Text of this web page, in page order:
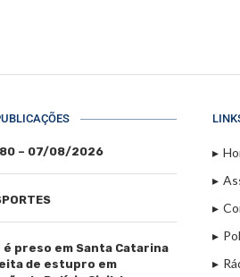
– 07/08/2026
é preso em Santa Catarina
de estupro em